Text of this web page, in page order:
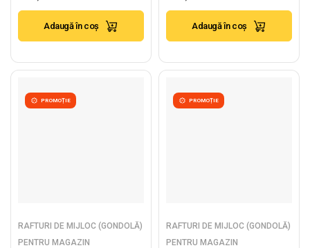
+ 3x400mm
Adaugă în coș
W:400mm
Adaugă în coș
PROMOȚIE
RAFTURI DE MIJLOC (GONDOLĂ)
PENTRU MAGAZIN
PROMOȚIE
RAFTURI DE MIJLOC (GONDOLĂ)
PENTRU MAGAZIN